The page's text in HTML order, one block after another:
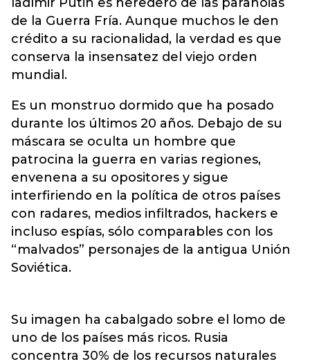
de la Guerra Fría. Aunque muchos le den
crédito a su racionalidad, la verdad es que
conserva la insensatez del viejo orden
mundial.
Es un monstruo dormido que ha posado
durante los últimos 20 años. Debajo de su
máscara se oculta un hombre que
patrocina la guerra en varias regiones,
envenena a su opositores y sigue
interfiriendo en la política de otros países
con radares, medios infiltrados, hackers e
incluso espías, sólo comparables con los
“malvados” personajes de la antigua Unión
Soviética.
Su imagen ha cabalgado sobre el lomo de
uno de los países más ricos. Rusia
concentra 30% de los recursos naturales